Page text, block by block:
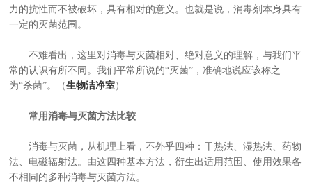
力的抗性而不被破坏，具有相对的意义。也就是说，消毒剂本身具有
一定的灭菌范围。
不难看出，这里对消毒与灭菌相对、绝对意义的理解，与我们平
常的认识有所不同。我们平常所说的“灭菌”，准确地说应该称之
为“杀菌”。（生物洁净室）
常用消毒与灭菌方法比较
消毒与灭菌，从机理上看，不外乎四种：干热法、湿热法、药物
法、电磁辐射法。由这四种基本方法，衍生出适用范围、使用效果各
不相同的多种消毒与灭菌方法。